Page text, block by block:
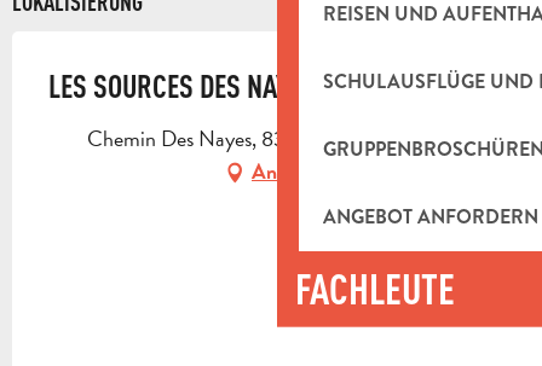
REISEN UND
SCHULAUSFLÜGE UND
ANGEBOT ANFORDERN
FACHLEUTE
LES SOURCES DES NAYES
Chemin Des Nayes, 83640 Saint-Zacharie
Anfahrt